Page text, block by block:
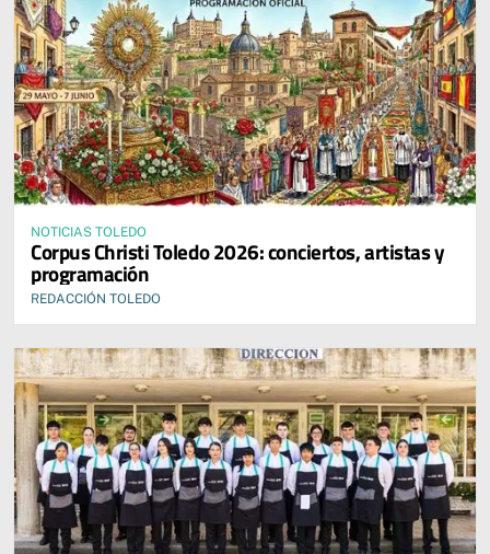
NOTICIAS TOLEDO
Corpus Christi Toledo 2026: conciertos, artistas y
programación
REDACCIÓN TOLEDO